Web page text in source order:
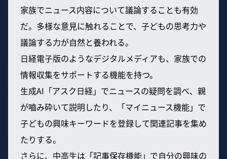
家族でニュース内容について議論することも有効
だ。多様な意見に触れることで、子どもの思考力や
議論する力が自然と養われる。
日経電子版のようなデジタルメディアも、家族での
情報収集をサポートする機能を持つ。
生成AI「アスク日経」でニュースの疑問を調べ、親
が嚙み砕いて説明したり、「マイニュース機能」で
子どもの興味キーワードを登録して関連記事を集め
たりする。
さらに、中高生は「記事保存機能」で自分の興味の